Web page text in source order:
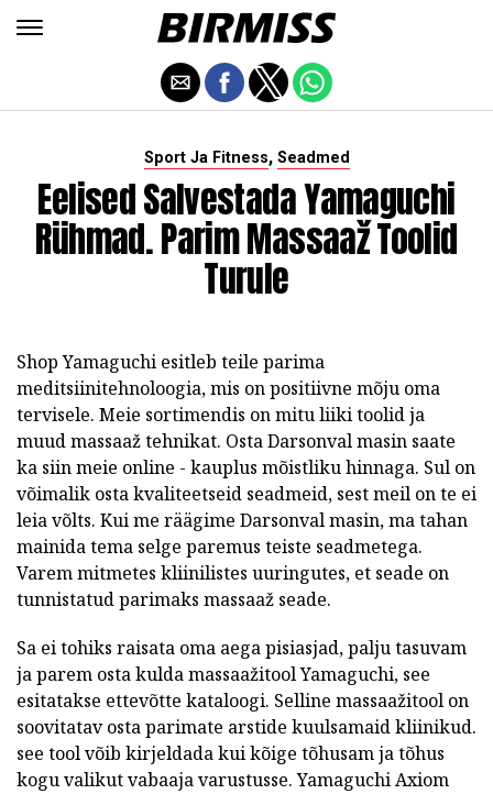
Sport Ja Fitness, Seadmed
Eelised Salvestada Yamaguchi
Rühmad. Parim Massaaž Toolid
Turule
Shop Yamaguchi esitleb teile parima
meditsiinitehnoloogia, mis on positiivne mõju oma
tervisele. Meie sortimendis on mitu liiki toolid ja
muud massaaž tehnikat. Osta Darsonval masin saate
ka siin meie online - kauplus mõistliku hinnaga. Sul on
võimalik osta kvaliteetseid seadmeid, sest meil on te ei
leia võlts. Kui me räägime Darsonval masin, ma tahan
mainida tema selge paremus teiste seadmetega.
Varem mitmetes kliinilistes uuringutes, et seade on
tunnistatud parimaks massaaž seade.
Sa ei tohiks raisata oma aega pisiasjad, palju tasuvam
ja parem osta kulda massaažitool Yamaguchi, see
esitatakse ettevõtte kataloogi. Selline massaažitool on
soovitatav osta parimate arstide kuulsamaid kliinikud.
see tool võib kirjeldada kui kõige tõhusam ja tõhus
kogu valikut vabaaja varustusse. Yamaguchi Axiom